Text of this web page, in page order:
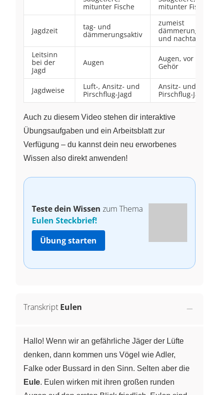
mitunter Fische
mitunter Fische
Jagdzeit
tag- und
dämmerungsaktiv
zumeist
dämmerungs-
und nachtaktiv
Leitsinn
bei der
Jagd
Augen
Augen, vor allem
Gehör
Jagdweise
Luft-, Ansitz- und
Pirschflug-Jagd
Ansitz- und
Pirschflug-Jagd
Auch zu diesem Video stehen dir interaktive
Übungsaufgaben und ein Arbeitsblatt zur
Verfügung – du kannst dein neu erworbenes
Wissen also direkt anwenden!
Teste dein Wissen zum Thema
Eulen Steckbrief!
Übung starten
Transkript Eulen
Hallo! Wenn wir an gefährliche Jäger der Lüfte
denken, dann kommen uns Vögel wie Adler,
Falke oder Bussard in den Sinn. Selten aber die
Eule. Eulen wirken mit ihren großen runden